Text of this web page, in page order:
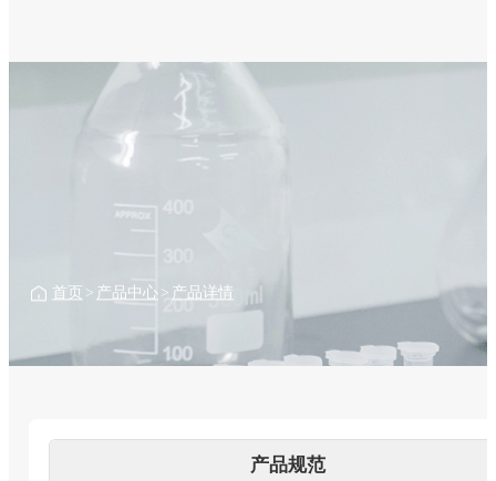
首页 > 产品中心 > 产品详情
产品规范